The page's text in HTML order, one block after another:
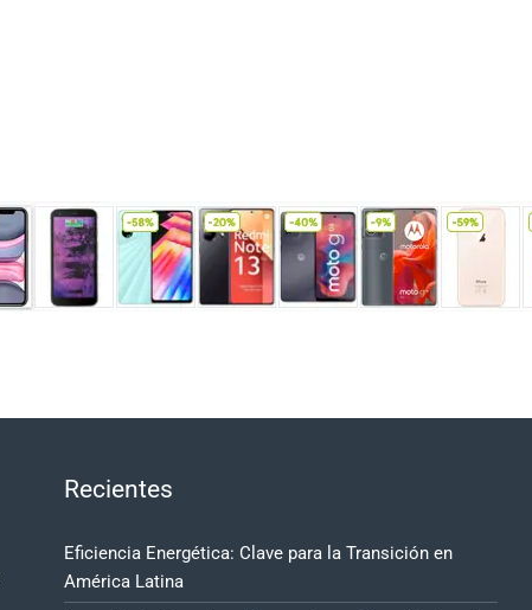
Recientes
Eficiencia Energética: Clave para la Transición en
América Latina